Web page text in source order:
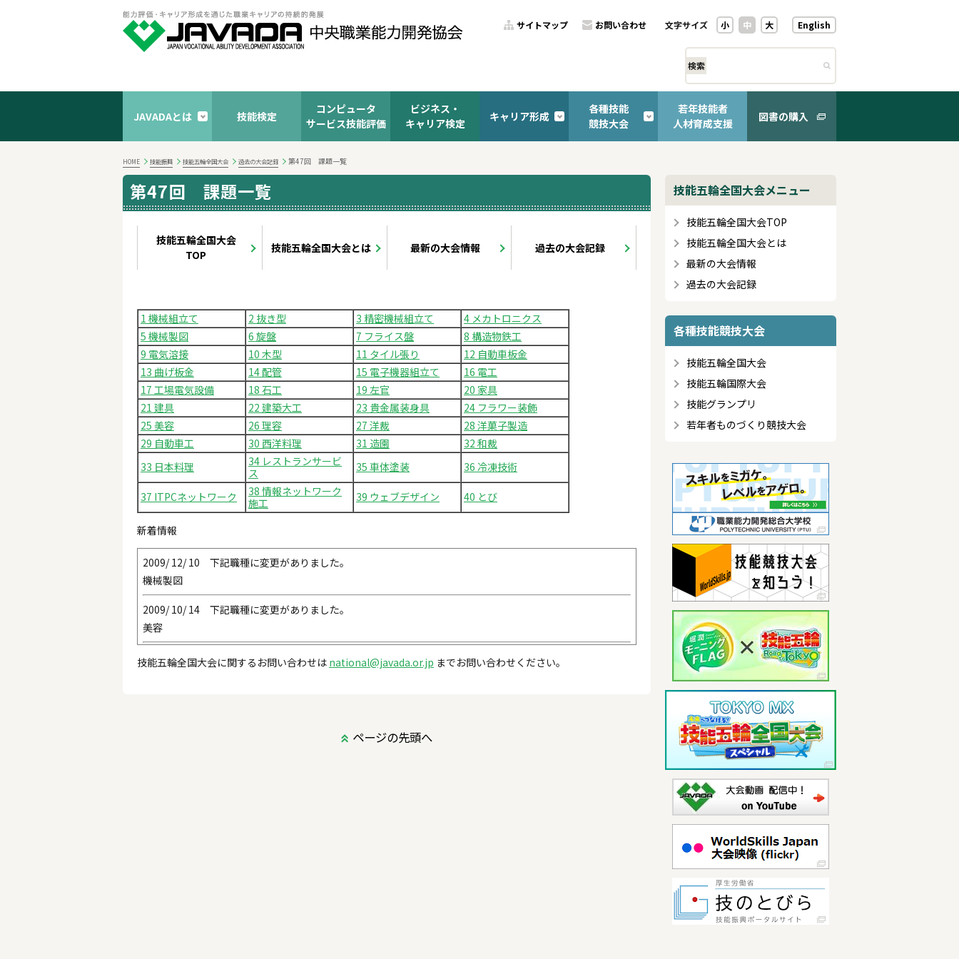
サイトマップ お問い合わせ 文字サイズ 小 中 大 English
検索
JAVADAとは 技能検定
コンピュータ
サービス技能評価
ビジネス・
キャリア検定
キャリア形成
各種技能
競技大会
若年技能者
人材育成支援
図書の購入
HOME 技能振興 技能五輪全国大会 過去の大会記録 第47回 課題一覧
第47回 課題一覧
技能五輪全国大会
TOP
技能五輪全国大会とは 最新の大会情報 過去の大会記録
1 機械組立て 2 抜き型 3 精密機械組立て
4 メカトロニクス
5 機械製図
6 旋盤 7 フライス盤
8 構造物鉄工
9 電気溶接
10 木型 11 タイル張り
12 自動車板金
13 曲げ板金
14 配管 15 電子機器組立て
16 電工
17 工場電気設備
18 石工 19 左官
20 家具
21 建具
22 建築大工 23 貴金属装身具
24 フラワー装飾
25 美容
26 理容 27 洋裁
28 洋菓子製造
29 自動車工
30 西洋料理 31 造園
32 和裁
33 日本料理
34 レストランサービ
ス
35 車体塗装 36 冷凍技術
37 ITPCネットワーク
38 情報ネットワーク
施工
39 ウェブデザイン 40 とび
新着情報
2009/ 12/ 10 下記職種に変更がありました。
機械製図
2009/ 10/ 14 下記職種に変更がありました。
美容
2009/ 10/ 6 下記職種に変更がありました。
技能五輪全国大会に関するお問い合わせは national@javada.or.jp までお問い合わせください。
ページの先頭へ
技能五輪全国大会メニュー
技能五輪全国大会TOP
技能五輪全国大会とは
最新の大会情報
過去の大会記録
各種技能競技大会
技能五輪全国大会
技能五輪国際大会
技能グランプリ
若年者ものづくり競技大会